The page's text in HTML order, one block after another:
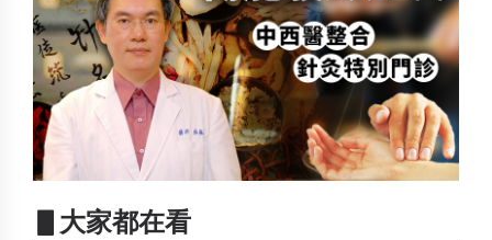
▋大家都在看